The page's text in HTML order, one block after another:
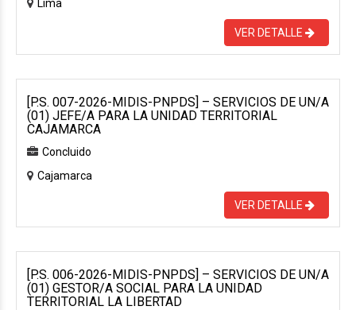
Lima
VER DETALLE
[P.S. 007-2026-MIDIS-PNPDS] – SERVICIOS DE UN/A
(01) JEFE/A PARA LA UNIDAD TERRITORIAL
CAJAMARCA
Concluido
Cajamarca
VER DETALLE
[P.S. 006-2026-MIDIS-PNPDS] – SERVICIOS DE UN/A
(01) GESTOR/A SOCIAL PARA LA UNIDAD
TERRITORIAL LA LIBERTAD